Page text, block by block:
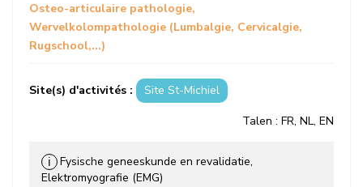
Osteo-articulaire pathologie
Wervelkolompathologie (Lumbalgie, Cervicalgie,
Rugschool,...)
Site(s) d'activités :
Site St-Michiel
Talen : FR, NL, EN
ℹ
Fysische geneeskunde en revalidatie,
Elektromyografie (EMG)